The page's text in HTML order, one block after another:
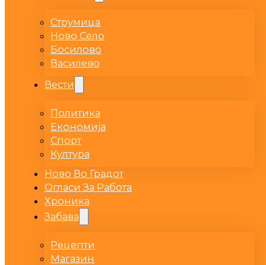
Струмица
Ново Село
Босилово
Василево
Вести
Политика
Економија
Спорт
Култура
Ново Во Градот
Огласи За Работа
Хроника
Забава
Рецепти
Магазин